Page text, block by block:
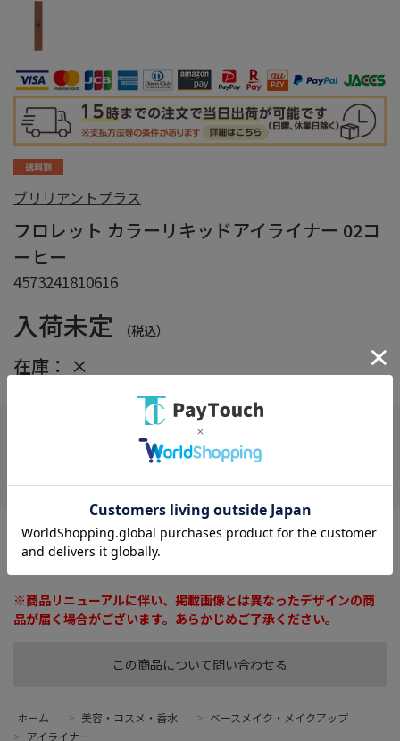
ブリリアントプラス
フロレット カラーリキッドアイライナー 02コ
ーヒー
4573241810616
入荷未定 （税込）
在庫： ×
この商品について問い合わせる
在庫がありません
極細筆、汗、水に強いウォータープルーフタイプのカラーアイライ
ナーです。アイライナーとしてはもちろんボディアートしても使用
※商品リニューアルに伴い、掲載画像とは異なったデザインの商
品が届く場合がございます。あらかじめご了承ください。
ホーム > 美容・コスメ・香水 > ベースメイク・メイクアップ
> アイライナー